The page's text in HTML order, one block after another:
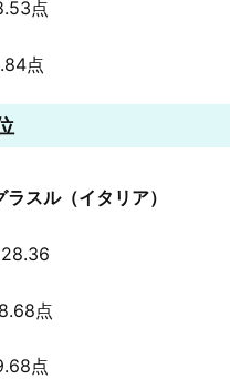
点
点
スル（イタリア）
点
点